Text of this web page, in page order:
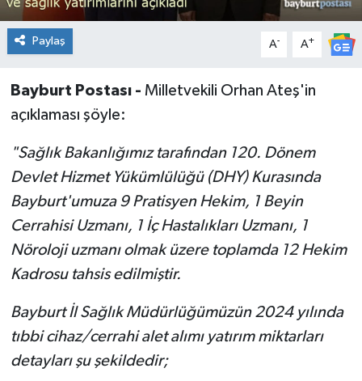
Paylaş A- A+
Bayburt Postası - Milletvekili Orhan Ateş'in
açıklaması şöyle:
"Sağlık Bakanlığımız tarafından 120. Dönem
Devlet Hizmet Yükümlülüğü (DHY) Kurasında
Bayburt'umuza 9 Pratisyen Hekim, 1 Beyin
Cerrahisi Uzmanı, 1 İç Hastalıkları Uzmanı, 1
Nöroloji uzmanı olmak üzere toplamda 12 Hekim
Kadrosu tahsis edilmiştir.
Bayburt İl Sağlık Müdürlüğümüzün 2024 yılında
tıbbi cihaz/cerrahi alet alımı yatırım miktarları
detayları şu şekildedir;